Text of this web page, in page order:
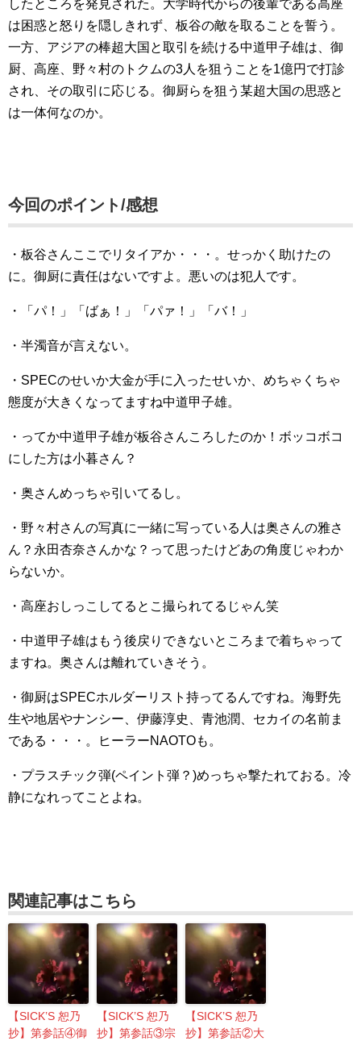
したところを発見された。大学時代からの後輩である高座
は困惑と怒りを隠しきれず、板谷の敵を取ることを誓う。
一方、アジアの棒超大国と取引を続ける中道甲子雄は、御
厨、高座、野々村のトクムの3人を狙うことを1億円で打診
され、その取引に応じる。御厨らを狙う某超大国の思惑と
は一体何なのか。
今回のポイント/感想
・板谷さんここでリタイアか・・・。せっかく助けたの
に。御厨に責任はないですよ。悪いのは犯人です。
・「パ！」「ばぁ！」「パァ！」「バ！」
・半濁音が言えない。
・SPECのせいか大金が手に入ったせいか、めちゃくちゃ
態度が大きくなってますね中道甲子雄。
・ってか中道甲子雄が板谷さんころしたのか！ボッコボコ
にした方は小暮さん？
・奥さんめっちゃ引いてるし。
・野々村さんの写真に一緒に写っている人は奥さんの雅さ
ん？永田杏奈さんかな？って思ったけどあの角度じゃわか
らないか。
・高座おしっこしてるとこ撮られてるじゃん笑
・中道甲子雄はもう後戻りできないところまで着ちゃって
ますね。奥さんは離れていきそう。
・御厨はSPECホルダーリスト持ってるんですね。海野先
生や地居やナンシー、伊藤淳史、青池潤、セカイの名前ま
である・・・。ヒーラーNAOTOも。
・プラスチック弾(ペイント弾？)めっちゃ撃たれておる。冷
静になれってことよね。
関連記事はこちら
【SICK’S 恕乃
抄】第参話④御
【SICK’S 恕乃
抄】第参話③宗
【SICK’S 恕乃
抄】第参話②大